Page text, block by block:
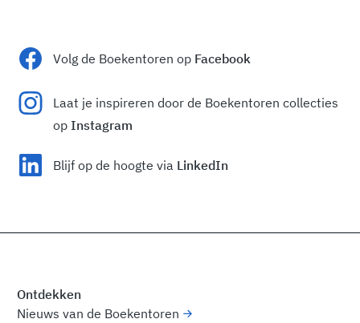
Volg de Boekentoren op Facebook
Laat je inspireren door de Boekentoren collecties
opInstagram
Blijf op de hoogte via LinkedIn
Ontdekken
Nieuws van de Boekentoren